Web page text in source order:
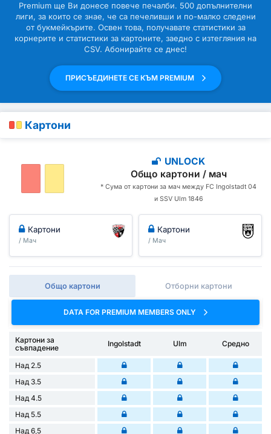
Premium ще Ви донесе повече печалби. 500 допълнителни
лиги, за които се знае, че са печеливши и по-малко следени
от букмейкърите. Освен това, получавате статистики за
корнерите и статистики за картоните, заедно с изтегляния на
CSV. Абонирайте се днес!
ПРИСЪЕДИНЕТЕ СЕ КЪМ PREMIUM
Картони
UNLOCK
Общо картони / мач
* Сума от картони за мач между FC Ingolstadt 04
и SSV Ulm 1846
Картони
/ Мач
Картони
/ Мач
Общо картони Отборни картони
DATA FOR PREMIUM MEMBERS ONLY
Картони за
съвпадение
Ingolstadt Ulm Средно
Над 2.5
Над 3.5
Над 4.5
Над 5.5
Над 6,5